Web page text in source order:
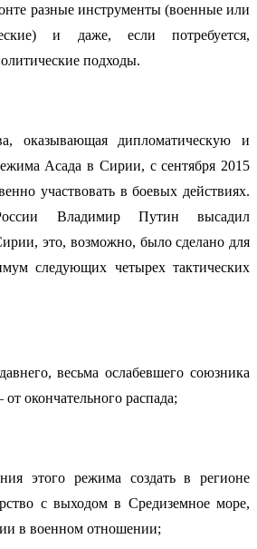
разные инструменты (военные или
и даже, если потребуется,
подходы.
оказывающая дипломатическую и
Асада в Сирии, с сентября 2015
участвовать в боевых действиях.
Владимир Путин высадил
это, возможно, было сделано для
следующих четырех тактических
весьма ослабевшего союзника
окончательного распада;
этого режима создать в регионе
с выходом в Средиземное море,
в военном отношении;